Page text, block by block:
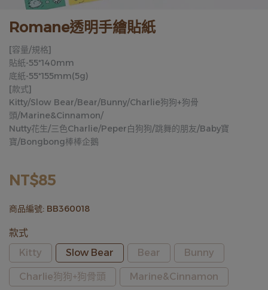
Romane透明手繪貼紙
[容量/規格]
貼紙-55*140mm
底紙-55*155mm(5g)
[款式]
Kitty/Slow Bear/Bear/Bunny/Charlie狗狗+狗骨
頭/Marine&Cinnamon/
Nutty花生/三色Charlie/Peper白狗狗/跳舞的朋友/Baby寶
寶/Bongbong棒棒企鵝
NT$85
商品編號: BB360018
款式
Kitty
Slow Bear Bear Bunny
Charlie狗狗+狗骨頭 Marine&Cinnamon